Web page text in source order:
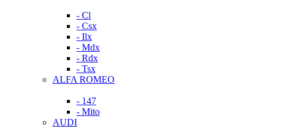
- Cl
- Csx
- Ilx
- Mdx
- Rdx
- Tsx
ALFA ROMEO
- 147
- Mito
AUDI